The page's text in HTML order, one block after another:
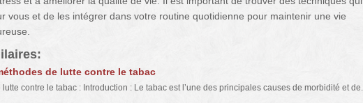
vous et de les intégrer dans votre routine quotidienne pour maintenir une vie
de lutte contre le tabac
contre le tabac : Introduction : Le tabac est l’une des principales causes de morbidité et de...